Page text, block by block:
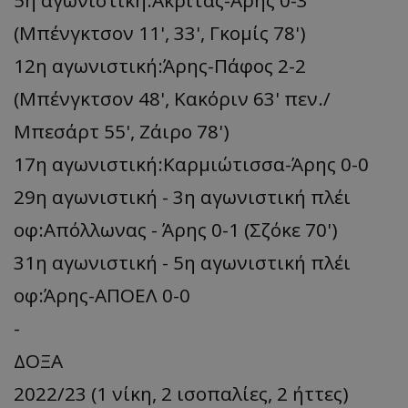
(Μπένγκτσον 11', 33', Γκομίς 78')
12η αγωνιστική:Άρης-Πάφος 2-2
(Μπένγκτσον 48', Κακόριν 63' πεν./
Μπεσάρτ 55', Ζάιρο 78')
17η αγωνιστική:Καρμιώτισσα-Άρης 0-0
29η αγωνιστική - 3η αγωνιστική πλέι
οφ:Απόλλωνας - Άρης 0-1 (Σζόκε 70')
31η αγωνιστική - 5η αγωνιστική πλέι
οφ:Άρης-ΑΠΟΕΛ 0-0
-
ΔΟΞΑ
2022/23 (1 νίκη, 2 ισοπαλίες, 2 ήττες)